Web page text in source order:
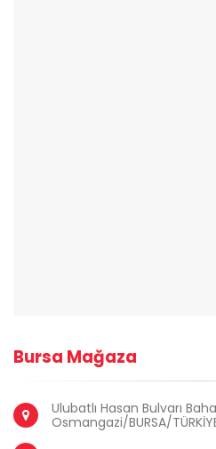
Bursa Mağaza
Ulubatlı Hasan Bulvarı
Osmangazi/BURSA/